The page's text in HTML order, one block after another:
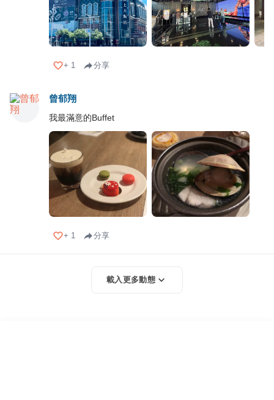
+ 1 分享
曾郁翔
我最滿意的Buffet
+ 1 分享
載入更多動態